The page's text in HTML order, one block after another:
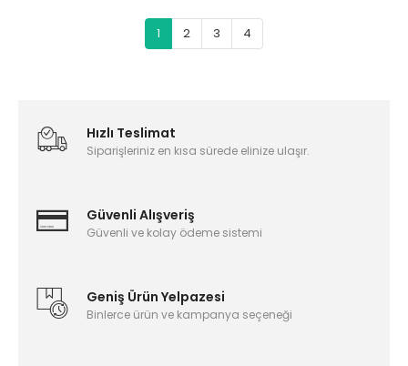
1 2 3 4
Hızlı Teslimat
Siparişleriniz en kısa sürede elinize ulaşır.
Güvenli Alışveriş
Güvenli ve kolay ödeme sistemi
Geniş Ürün Yelpazesi
Binlerce ürün ve kampanya seçeneği